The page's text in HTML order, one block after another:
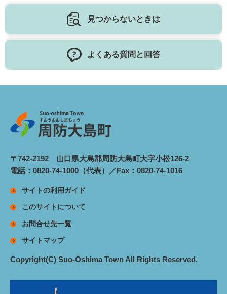
見つからないときは
よくある質問と回答
〒742-2192 山口県大島郡周防大島町大字小松126-2
電話：0820-74-1000（代表）／Fax：0820-74-1016
サイトの利用ガイド
このサイトについて
お問合せ先一覧
サイトマップ
Copyright(C) Suo-Oshima Town All Rights Reserved.